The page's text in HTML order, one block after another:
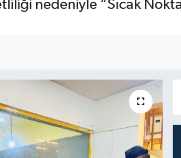
nedeniyle “Sıcak